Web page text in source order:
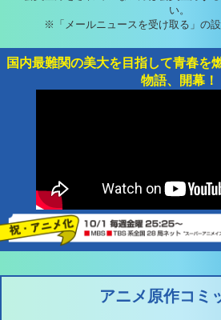
い。
※「メールニュースを受け取る」の
国内最難関の美大を目指して青春を
物語、開幕！
アニメ原作コミ